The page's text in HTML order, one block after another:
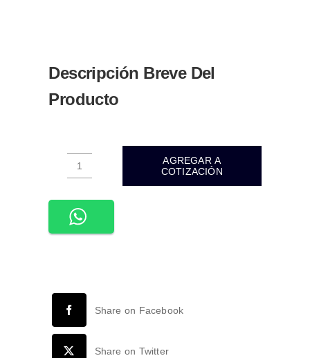
3000K
cantidad
Descripción Breve Del
Producto
LUMINARIA
LED
DISPARO
SENCILLO
10W
ALUMINIO
AGREGAR A
COTIZACIÓN
Share on Facebook
Share on Twitter